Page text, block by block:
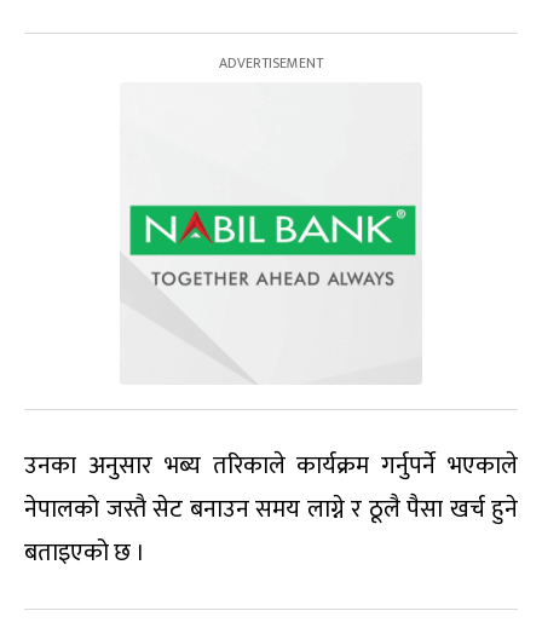
उनका अनुसार भब्य तरिकाले कार्यक्रम गर्नुपर्ने भएकाले
नेपालको जस्तै सेट बनाउन समय लाग्ने र ठूलै पैसा खर्च हुने
बताइएको छ ।